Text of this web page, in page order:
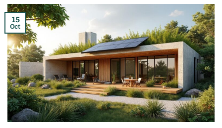
15
Oct